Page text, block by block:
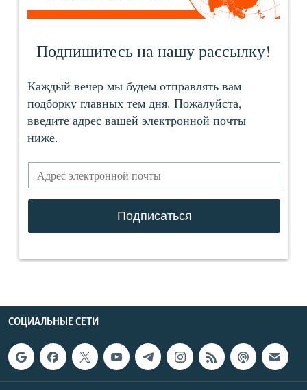
СОЦИАЛЬНЫЕ СЕТИ